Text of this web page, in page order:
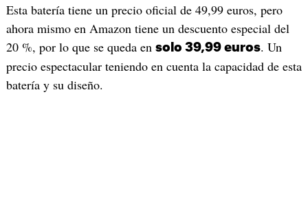
Esta batería tiene un precio oficial de 49,99 euros, pero
ahora mismo en Amazon tiene un descuento especial del
20 %, por lo que se queda en solo 39,99 euros. Un
precio espectacular teniendo en cuenta la capacidad de esta
batería y su diseño.